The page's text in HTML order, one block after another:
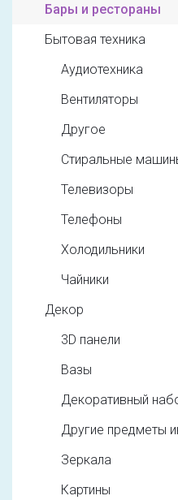
Бары и рестораны
Бытовая техника
Аудиотехника
Вентиляторы
Другое
Стиральные
Телевизоры
Телефоны
Холодильники
Чайники
Декор
3D панели
Вазы
Декоративный
Другие предметы
Зеркала
Картины